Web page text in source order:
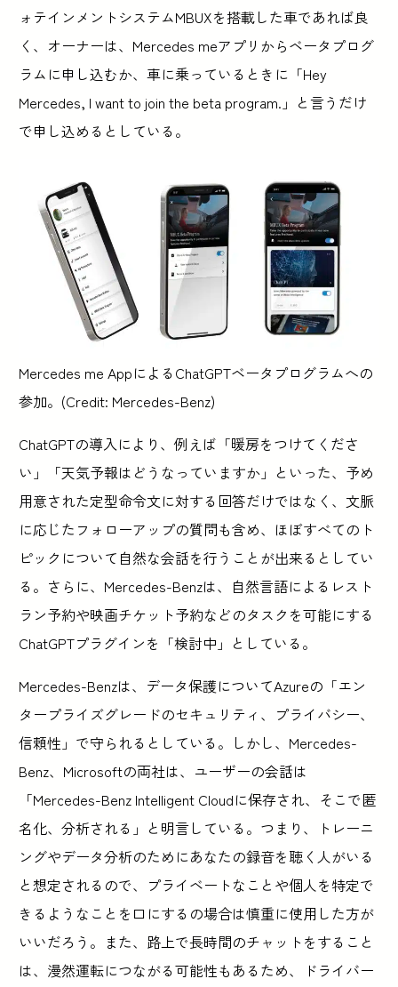
ォテインメントシステムMBUXを搭載した車であれば良
く、オーナーは、Mercedes meアプリからベータプログ
ラムに申し込むか、車に乗っているときに「Hey
Mercedes, I want to join the beta program.」と言うだけ
で申し込めるとしている。
Mercedes me AppによるChatGPTベータプログラムへの
参加。(Credit: Mercedes-Benz)
ChatGPTの導入により、例えば「暖房をつけてくださ
い」「天気予報はどうなっていますか」といった、予め
用意された定型命令文に対する回答だけではなく、文脈
に応じたフォローアップの質問も含め、ほぼすべてのト
ピックについて自然な会話を行うことが出来るとしてい
る。さらに、Mercedes-Benzは、自然言語によるレスト
ラン予約や映画チケット予約などのタスクを可能にする
ChatGPTプラグインを「検討中」としている。
Mercedes-Benzは、データ保護についてAzureの「エン
タープライズグレードのセキュリティ、プライバシー、
信頼性」で守られるとしている。しかし、Mercedes-
Benz、Microsoftの両社は、ユーザーの会話は
「Mercedes-Benz Intelligent Cloudに保存され、そこで匿
名化、分析される」と明言している。つまり、トレーニ
ングやデータ分析のためにあなたの録音を聴く人がいる
と想定されるので、プライベートなことや個人を特定で
きるようなことを口にするの場合は慎重に使用した方が
いいだろう。また、路上で長時間のチャットをすること
は、漫然運転につながる可能性もあるため、ドライバー